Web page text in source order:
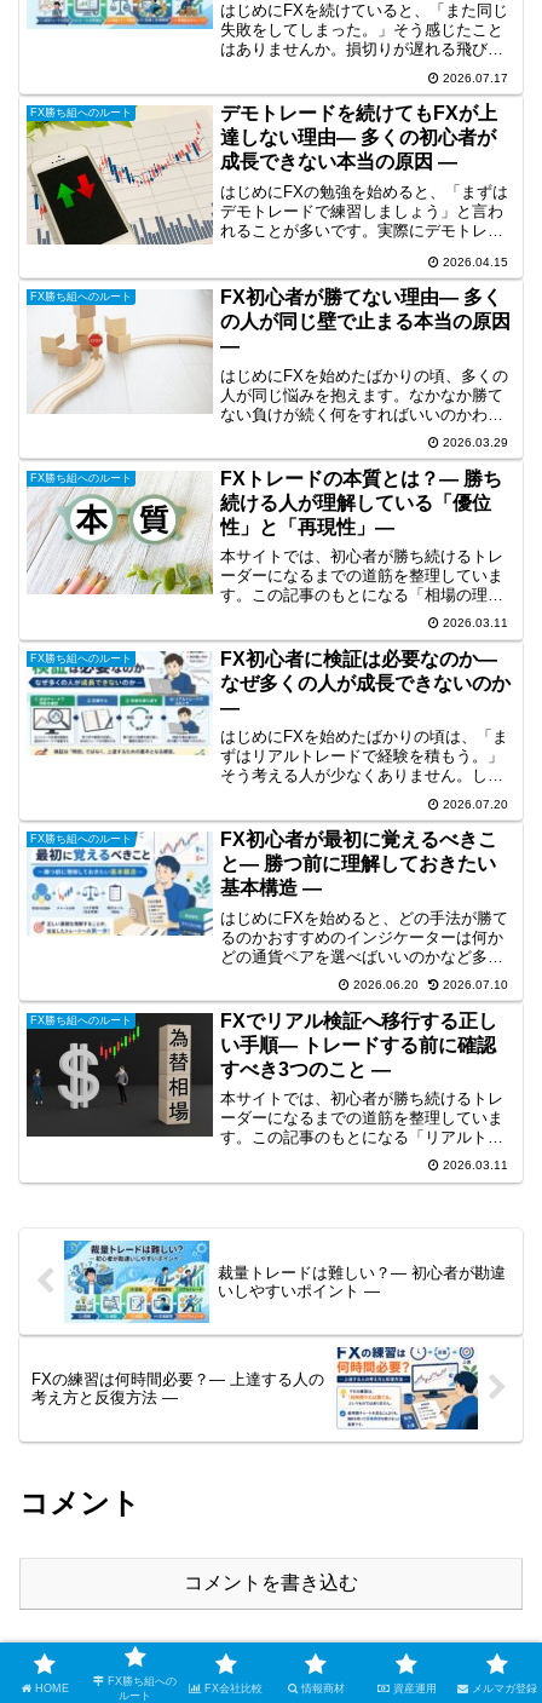
はじめにFXを続けていると、「また同じ
失敗をしてしまった。」そう感じたこと
はありませんか。損切りが遅れる飛び乗
りエントリーをしてしまうルールを破っ
てしまう初心者だけでなく、多くのトレ
ーダーが同じような悩みを抱えていま
す。しかし、同じミスを繰...
2026.07.17
FX勝ち組へのルート
デモトレードを続けてもFXが上
達しない理由― 多くの初心者が
成長できない本当の原因 ―
はじめにFXの勉強を始めると、「まずは
デモトレードで練習しましょう」と言わ
れることが多いです。実際にデモトレー
かし、デモでやっているのに上達しない
リアルになると勝てない結局何が身につ
いているのかわからない...
2026.04.15
FX勝ち組へのルート
FX初心者が勝てない理由― 多く
の人が同じ壁で止まる本当の原因
―
はじめにFXを始めたばかりの頃、多くの
人が同じ悩みを抱えます。なかなか勝て
ない負けが続く何をすればいいのかわか
らないそして次のように考えます。「自
分には才能がないのではないか」しかし
結論から言うと、FXで勝てないのは才能
の問題ではありません...
2026.03.29
FX勝ち組へのルート
FXトレードの本質とは？― 勝ち
続ける人が理解している「優位
性」と「再現性」―
本サイトでは、初心者が勝ち続けるトレ
ーダーになるまでの道筋を整理していま
す。この記事のもとになる「相場の理
解」の全体像については、下記で整理し
ています。👉初心者からFXで勝ち続ける
には？才能に頼らない「工程思考」の道
筋トレードとは何をしてい...
2026.03.11
FX勝ち組へのルート
FX初心者に検証は必要なのか―
なぜ多くの人が成長できないのか
―
はじめにFXを始めたばかりの頃は、「ま
ずはリアルトレードで経験を積もう。」
そう考える人が少なくありません。しか
し、多くの初心者は、同じ失敗を何度も
繰り返し、なかなか成長を実感できませ
ん。その大きな理由が、検証をしていな
いことです。検証という...
2026.07.20
FX勝ち組へのルート
FX初心者が最初に覚えるべきこ
と― 勝つ前に理解しておきたい
基本構造 ―
はじめにFXを始めると、どの手法が勝て
るのかおすすめのインジケーターは何か
どの通貨ペアを選べばいいのかなど多く
の情報が目に入ってきます。しかし、初
心者が最初に覚えるべきことは、手法や
インジケーターではありません。大切な
のは、「FXとは、どの...
2026.06.20 2026.07.10
FX勝ち組へのルート
FXでリアル検証へ移行する正し
い手順― トレードする前に確認
すべき3つのこと ―
本サイトでは、初心者が勝ち続けるトレ
ーダーになるまでの道筋を整理していま
す。この記事のもとになる「リアルトレ
ードへの移行」の全体像については、下
記で整理しています。👉初心者からFXで
2026.03.11
裁量トレードは難しい？― 初心者が勘違
いしやすいポイント ―
FXの練習は何時間必要？― 上達する人の
考え方と反復方法 ―
コメント
コメントを書き込む
ホーム FX勝ち組へのルート
HOME
FX勝ち組への
ルート
FX会社比較 情報商材 資産運用 メルマガ登録